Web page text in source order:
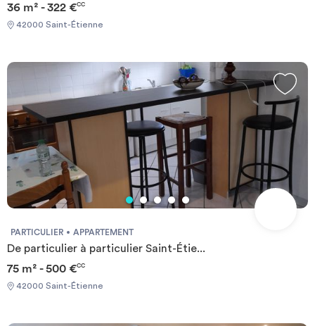
36 m² - 322 €CC
42000 Saint-Étienne
PARTICULIER APPARTEMENT
De particulier à particulier Saint-Étie...
75 m² - 500 €CC
42000 Saint-Étienne